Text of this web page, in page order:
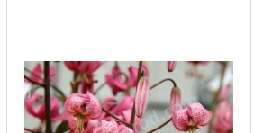
СКИДКА